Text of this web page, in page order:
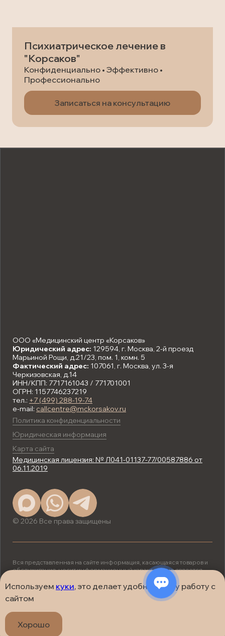
Используем куки, это делает удобнее вашу работу с
сайтом
Хорошо
Психиатрическое лечение в
"Корсаков"
Конфиденциально • Эффективно •
Профессионально
Записаться на консультацию
ООО «Медицинский центр «Корсаков»
Юридический адрес: 129594, г. Москва, 2-й проезд
Марьиной Рощи, д.21/23, пом. 1, комн. 5
Фактический адрес: 107061, г. Москва, ул. 3-я
Черкизовская, д.14
ИНН/КПП: 7717161043 / 771701001
ОГРН: 1157746237219
тел.: +7 (499) 288-19-74
e-mail: callcentre@mckorsakov.ru
Политика конфиденциальности
Юридическая информация
Карта сайта
Медицинская лицензия: № Л041-01137-77/00587886 от
06.11.2019
© 2026 Все права защищены
Вся представленная на сайте информация, касающаяся товаров и
обслуживания, носит информационный характер и не является
публичной офертой, определяемой положениями ст. 437 (2) ГК
РФ.
ИМЕЮТСЯ ПРОТИВОПОКАЗАНИЯ.
СПЕЦИАЛИСТА.
Сделано в Ягода Дизайн